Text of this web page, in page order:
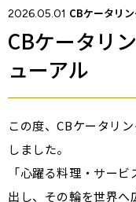
2026.05.01 CBケータリ
CBケータリ
ューアル
この度、CBケータリ
しました。
「心躍る料理・サー
出し、その輪を世界へ